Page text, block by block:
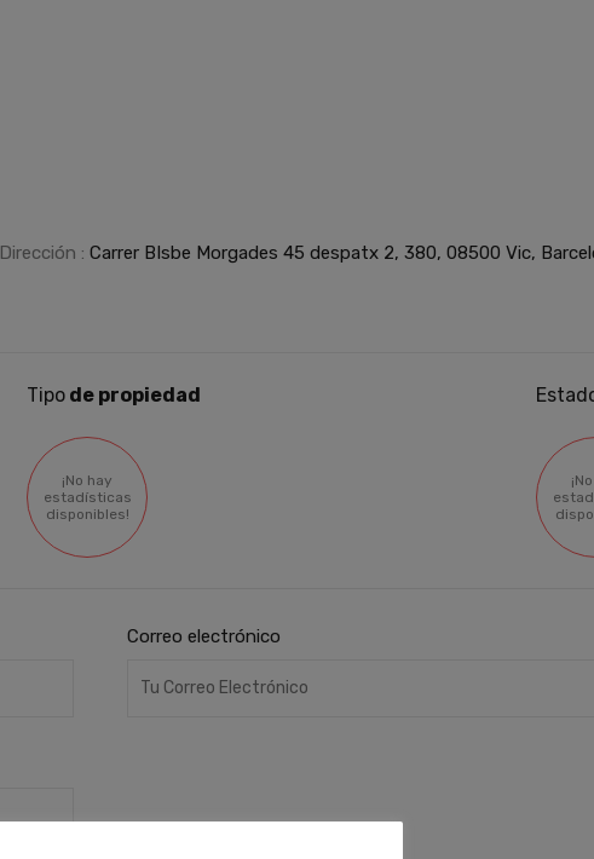
Dirección : Carrer BIsbe Morgades 45 despatx 2, 380, 08500 Vic,
Tipo de propiedad
¡No hay
estadísticas
disponibles!
Correo electrónico